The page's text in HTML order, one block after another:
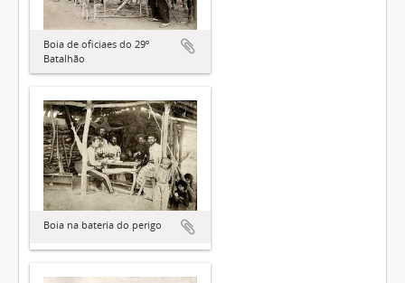
Boia de oficiaes do 29º
Batalhão
Boia na bateria do perigo